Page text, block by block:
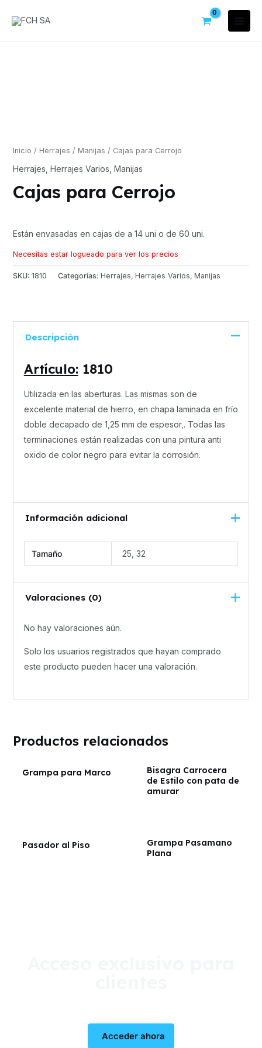
Inicio / Herrajes / Manijas / Cajas para Cerrojo
Herrajes Herrajes Varios Manijas
Cajas para Cerrojo
Están envasadas en cajas de a 14 uni o de 60 uni.
Necesitas estar logueado para ver los precios
SKU: 1810 Categorías: Herrajes, Herrajes Varios, Manijas
Descripción
Artículo:1810
Utilizada en las aberturas. Las mismas son de
excelente material de hierro, en chapa laminada en frío
doble decapado de 1,25 mm de espesor,. Todas las
terminaciones están realizadas con una pintura anti
oxido de color negro para evitar la corrosión.
Información adicional
Tamaño 25, 32
Valoraciones (0)
No hay valoraciones aún.
Solo los usuarios registrados que hayan comprado
este producto pueden hacer una valoración.
Productos relacionados
Grampa para Marco
Bisagra Carrocera
de Estilo con pata de
amurar
Pasador al Piso
Grampa Pasamano
Plana
Acceder ahora